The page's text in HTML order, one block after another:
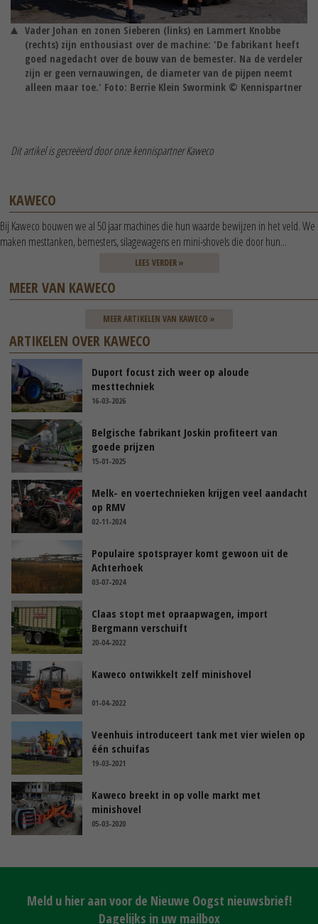
Vader Johan en zonen Sieberen (links) en Lammert Knobbe
(rechts) zijn enthousiast over de machine: 'De fabrikant heeft
goed nagedacht over de bouw van de bemester. Na de verdeler
zijn er geen vernauwingen, de diameter van de pijpen neemt
alleen maar toe.' Foto: Berrie Klein Swormink © Kennispartner
Dit artikel is gecreëerd door onze kennispartner Kaweco
KAWECO
Bij Kaweco bouwen we al 50 jaar machines die hun waarde bewijzen in het veld. We
maken mesttanken, bemesters, silagewagens en mini-shovels die door hun...
LEES VERDER »
MEER VAN KAWECO
MEER ARTIKELEN VAN KAWECO »
ARTIKELEN OVER KAWECO
Duport focust zich weer op aloude
mesttechniek
16-03-2026
Belgische fabrikant Joskin profiteert van
goede prijzen
15-01-2025
Melk- en voertechnieken krijgen veel aandacht
op RMV
02-11-2024
Populaire spotsprayer komt gewoon uit de
Achterhoek
03-07-2024
Claas stopt met opraapwagen, import
Bergmann verschuift
20-04-2022
Kaweco ontwikkelt zelf minishovel
01-04-2022
Veenhuis introduceert tank met vier wielen op
één schuifas
19-03-2021
Kaweco breekt in op volle markt met
minishovel
05-03-2020
Meld u hier aan voor de Nieuwe Oogst nieuwsbrief!
Dagelijks in uw mailbox